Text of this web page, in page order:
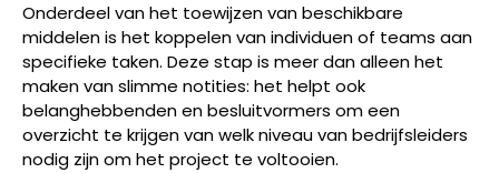
Onderdeel van het toewijzen van beschikbare
middelen is het koppelen van individuen of teams aan
specifieke taken. Deze stap is meer dan alleen het
maken van slimme notities: het helpt ook
belanghebbenden en besluitvormers om een
overzicht te krijgen van welk niveau van bedrijfsleiders
nodig zijn om het project te voltooien.